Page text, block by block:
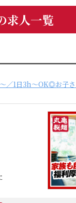
求人一覧
／1日3h～OK◎お子